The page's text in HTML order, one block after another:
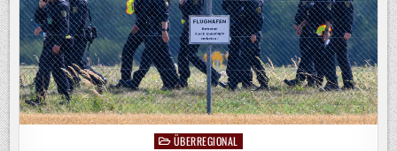
PostedÜBERREGIONAL